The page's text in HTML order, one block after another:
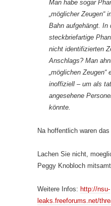
Man habe sogar
„möglicher Zeugen“
Bahn aufgehängt. In
steckbriefartige
nicht identifizierten
Anschlags? Man
„möglichen
inoffiziell – um als
angesehene
könnte.
Na hoffentlich waren
Lachen Sie nicht,
Peggy Knobloch
Weitere Infos: http://nsu-
leaks.freeforums.net/